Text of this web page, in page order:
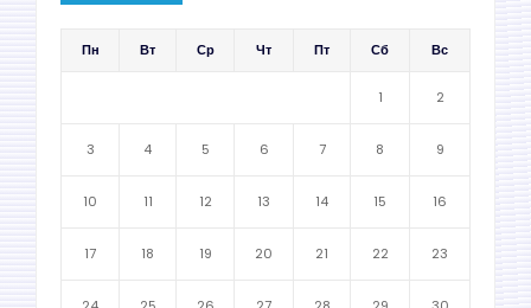
Пн Вт Ср Чт Пт Сб Вс
1 2
3 4 5 6 7 8 9
10 11 12 13 14 15 16
17 18 19 20 21 22 23